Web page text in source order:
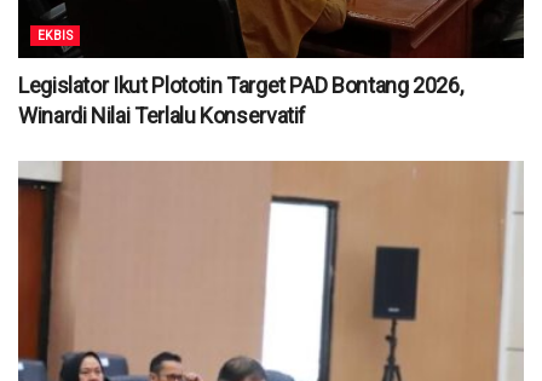
EKBIS
Legislator Ikut Plototin Target PAD Bontang 2026,
Winardi Nilai Terlalu Konservatif